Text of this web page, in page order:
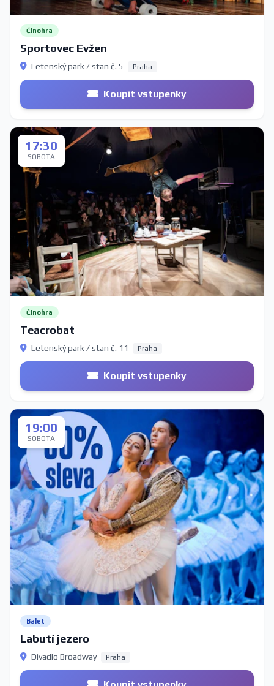
Činohra
Sportovec Evžen
Letenský park / stan č. 5 Praha
Koupit vstupenky
17:30
SOBOTA
Činohra
Teacrobat
Letenský park / stan č. 11 Praha
Koupit vstupenky
19:00
SOBOTA
Balet
Labutí jezero
Divadlo Broadway Praha